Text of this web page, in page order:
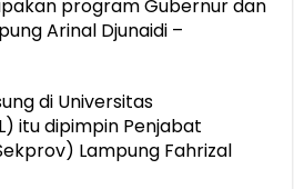
program Gubernur dan
Arinal Djunaidi –
di Universitas
itu dipimpin Penjabat
Lampung Fahrizal